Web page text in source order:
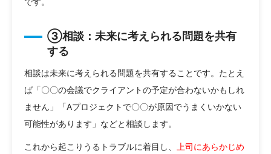
③相談：未来に考えられる問題を共有
する
相談は未来に考えられる問題を共有することです。たとえ
ば「〇〇の会議でクライアントの予定が合わないかもしれ
ません」「Aプロジェクトで〇〇が原因でうまくいかない
可能性があります」などと相談します。
これから起こりうるトラブルに着目し、
上司にあらかじめ